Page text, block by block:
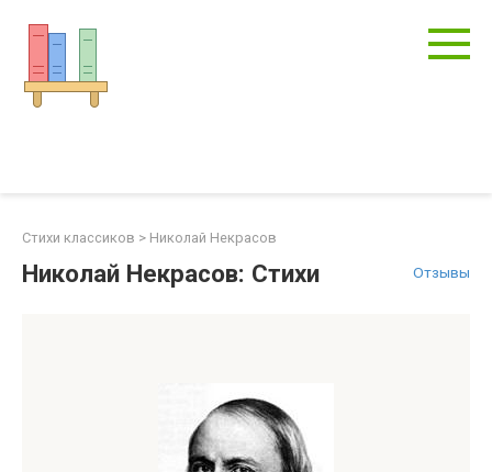
контенту
Стихи классиков > Николай Некрасов
Отзывы
Николай Некрасов: Стихи